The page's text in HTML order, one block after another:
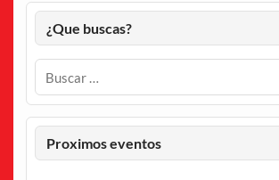
¿Que buscas?
Proximos eventos